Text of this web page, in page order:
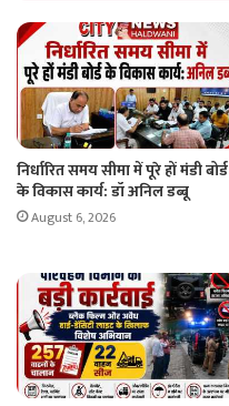
निर्धारित समय सीमा में पूरे हों मंडी बोर्ड
के विकास कार्य: डॉ अनिल डब्बू
August 6, 2026